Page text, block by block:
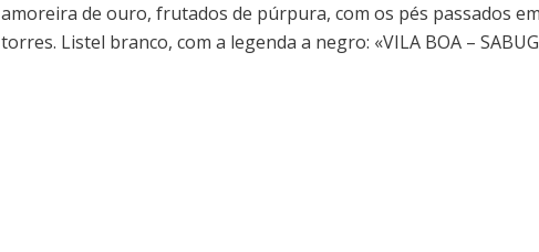
amoreira de ouro, frutados de púrpura, com os pés passados
torres. Listel branco, com a legenda a negro: «VILA BOA –